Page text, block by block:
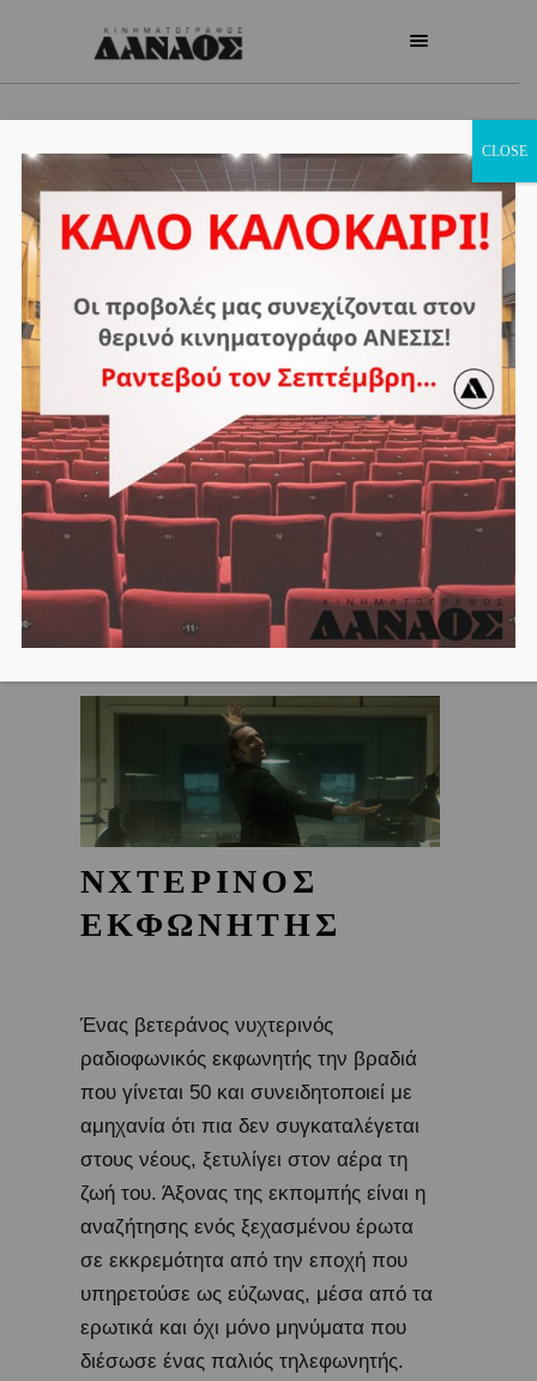
ΝΧΤΕΡΙΝΟΣ
ΕΚΦΩΝΗΤΗΣ
Ένας βετεράνος νυχτερινός
ραδιοφωνικός εκφωνητής την βραδιά
που γίνεται 50 και συνειδητοποιεί με
αμηχανία ότι πια δεν συγκαταλέγεται
στους νέους, ξετυλίγει στον αέρα τη
ζωή του. Άξονας της εκπομπής είναι η
αναζήτησης ενός ξεχασμένου έρωτα
σε εκκρεμότητα από την εποχή που
υπηρετούσε ως εύζωνας, μέσα από τα
ερωτικά και όχι μόνο μηνύματα που
διέσωσε ένας παλιός τηλεφωνητής.
CLOSE